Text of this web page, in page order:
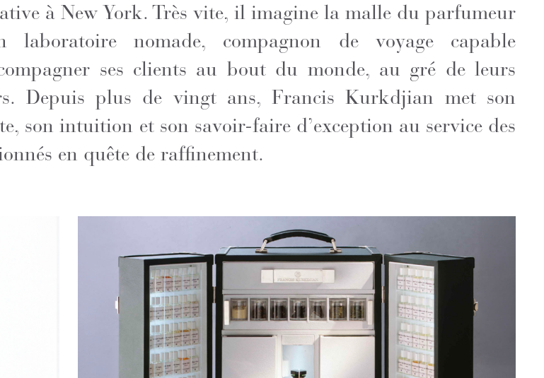
à New York. Très vite, il imagine la malle du parfumeur
laboratoire nomade, compagnon de voyage capable
ses clients au bout du monde, au gré de leurs
Depuis plus de vingt ans, Francis Kurkdjian met son
son intuition et son savoir-faire d’exception au service des
en quête de raffinement.